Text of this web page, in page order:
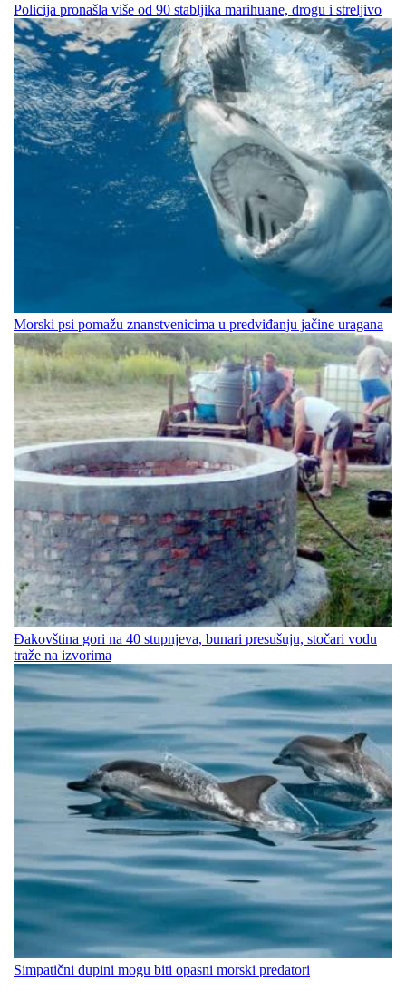
Policija pronašla više od 90 stabljika marihuane, drogu i streljivo
Morski psi pomažu znanstvenicima u predviđanju jačine uragana
Đakovština gori na 40 stupnjeva, bunari presušuju, stočari vodu
traže na izvorima
Simpatični dupini mogu biti opasni morski predatori